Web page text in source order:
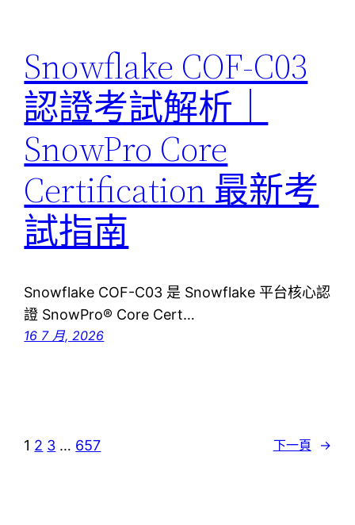
Snowflake COF-C03
認證考試解析｜
SnowPro Core
Certification 最新考
試指南
Snowflake COF-C03 是 Snowflake 平台核心認
證 SnowPro® Core Cert…
16 7 月, 2026
1 2 3 … 657 下一頁 →